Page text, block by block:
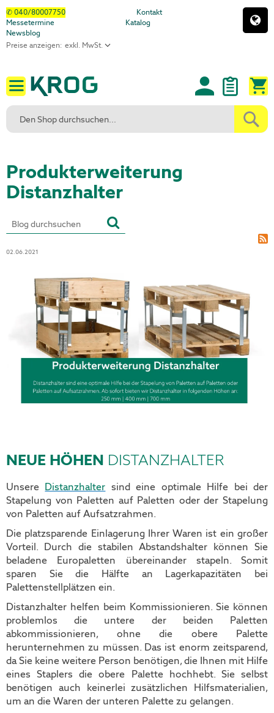
Direkt
zum
Inhalt
✆ 040/80007750
Kontakt
Messetermine
Katalog
Newsblog
Preise anzeigen:
Produkterweiterung
Distanzhalter
02.06.2021
NEUE HÖHEN DISTANZHALTER
Unsere Distanzhalter sind eine optimale Hilfe bei der
Stapelung von Paletten auf Paletten oder der Stapelung
von Paletten auf Aufsatzrahmen.
Die platzsparende Einlagerung Ihrer Waren ist ein großer
Vorteil. Durch die stabilen Abstandshalter können Sie
beladene Europaletten übereinander stapeln. Somit
sparen Sie die Hälfte an Lagerkapazitäten bei
Palettenstellplätzen ein.
Distanzhalter helfen beim Kommissionieren. Sie können
problemlos die untere der beiden Paletten
abkommissionieren, ohne die obere Palette
herunternehmen zu müssen. Das ist enorm zeitsparend,
da Sie keine weitere Person benötigen, die Ihnen mit Hilfe
eines Staplers die obere Palette hochhebt. Sie selbst
benötigen auch keinerlei zusätzlichen Hilfsmaterialien,
um an die Waren der unteren Palette zu gelangen.